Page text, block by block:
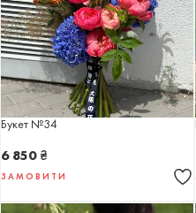
Букет №34
6 850 ₴
ЗАМОВИТИ